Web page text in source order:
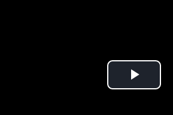
Play